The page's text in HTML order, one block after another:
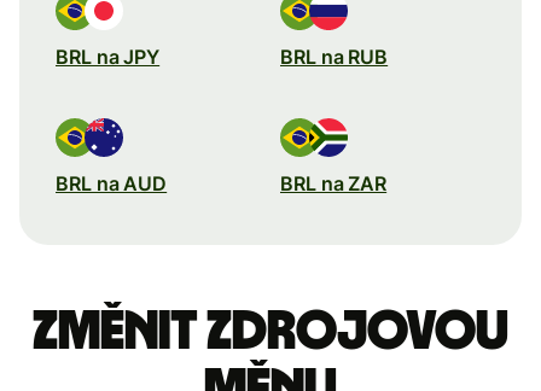
BRL na JPY BRL na RUB
BRL na AUD BRL na ZAR
Změnit zdrojovou